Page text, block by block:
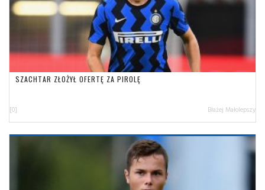
SZACHTAR ZŁOŻYŁ OFERTĘ ZA PIROLĘ
[0] Błażej Małolepszy